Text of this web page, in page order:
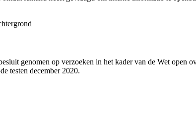
genomen op verzoeken in het kader van de Wet open
testen december 2020.